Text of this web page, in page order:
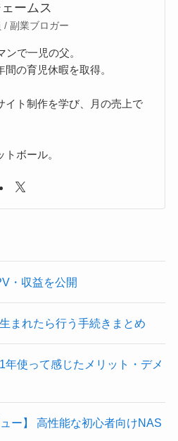
ームス
/ 副業ブロガー
で一児の父。
の育児休暇を取得。
イト制作を学び、月の売上で
ボール。
・収益を公開
まれたら行う手続きまとめ
使って感じたメリット・デメ
ー】 高性能な初心者向けNAS